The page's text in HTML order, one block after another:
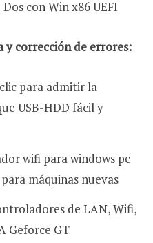
con Win x86 UEFI
y corrección de errores:
para admitir la
USB-HDD fácil y
wifi para windows pe
máquinas nuevas
de LAN, Wifi,
Geforce GT